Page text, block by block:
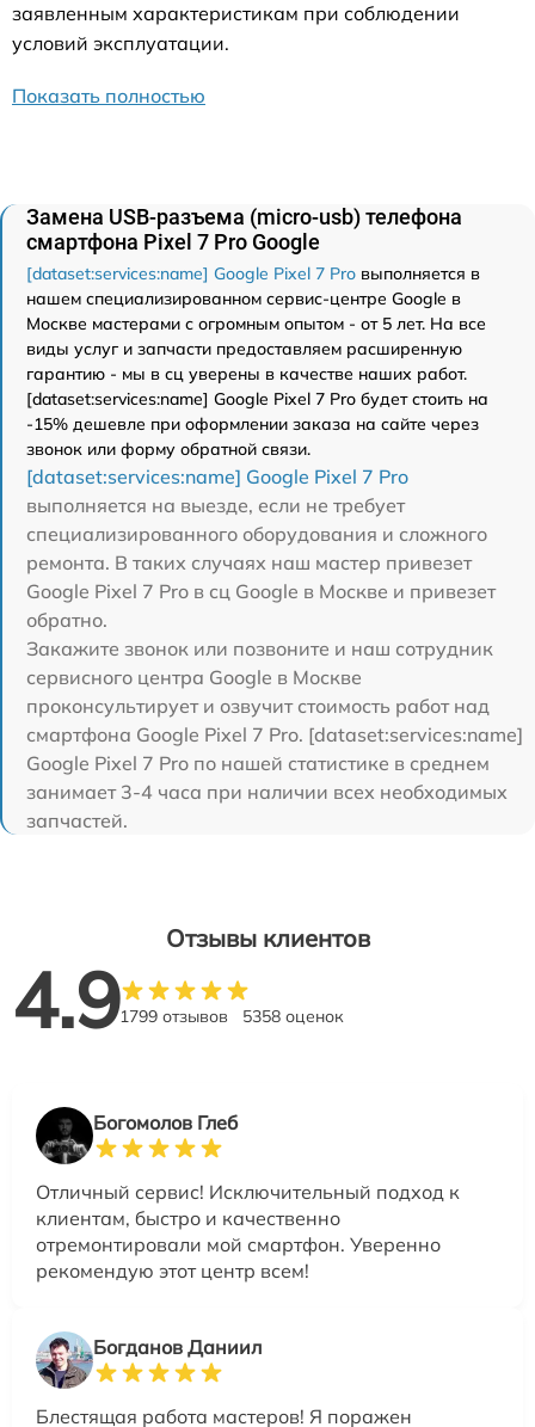
заявленным характеристикам при соблюдении
условий эксплуатации.
Показать полностью
Замена USB-разъема (micro-usb) телефона
смартфона Pixel 7 Pro Google
[dataset:services:name] Google Pixel 7 Pro выполняется в
нашем специализированном сервис-центре Google в
Москве мастерами с огромным опытом - от 5 лет. На все
виды услуг и запчасти предоставляем расширенную
гарантию - мы в сц уверены в качестве наших работ.
[dataset:services:name] Google Pixel 7 Pro будет стоить на
-15% дешевле при оформлении заказа на сайте через
звонок или форму обратной связи.
[dataset:services:name] Google Pixel 7 Pro
выполняется на выезде, если не требует
специализированного оборудования и сложного
ремонта. В таких случаях наш мастер привезет
Google Pixel 7 Pro в сц Google в Москве и привезет
обратно.
Закажите звонок или позвоните и наш сотрудник
сервисного центра Google в Москве
проконсультирует и озвучит стоимость работ над
смартфона Google Pixel 7 Pro. [dataset:services:name]
Google Pixel 7 Pro по нашей статистике в среднем
занимает 3-4 часа при наличии всех необходимых
запчастей.
Отзывы клиентов
4.91799 отзывов 5358 оценок
Богомолов Глеб
Отличный сервис! Исключительный подход к
клиентам, быстро и качественно
отремонтировали мой смартфон. Уверенно
рекомендую этот центр всем!
Богданов Даниил
Блестящая работа мастеров! Я поражен